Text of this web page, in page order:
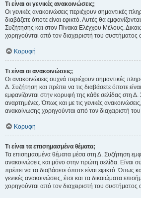
Τι είναι οι γενικές ανακοινώσεις;
Οι γενικές ανακοινώσεις περιέχουν σημαντικές
διαβάζετε όποτε είναι εφικτό. Αυτές θα
Συζήτησης και στον Πίνακα Ελέγχου Μέλους.
χορηγούνται από τον διαχειριστή του συστήματος
Κορυφή
Τι είναι οι ανακοινώσεις;
Οι ανακοινώσεις συχνά περιέχουν σημαντικές
Δ. Συζήτηση και πρέπει να τις διαβάσετε όποτε
εμφανίζονται στην κορυφή της κάθε σελίδας στη Δ.
αναρτημένες. Όπως και με τις γενικές
ανακοίνωσης χορηγούνται από τον διαχειριστή
Κορυφή
Τι είναι τα επισημασμένα θέματα;
Τα επισημασμένα θέματα μέσα στη Δ. Συζήτηση
ανακοινώσεις και μόνο στην πρώτη σελίδα. Είναι
πρέπει να τα διαβάσετε όποτε είναι εφικτό. Όπως
γενικές ανακοινώσεις, έτσι και τα δικαιώματα
χορηγούνται από τον διαχειριστή του συστήματος